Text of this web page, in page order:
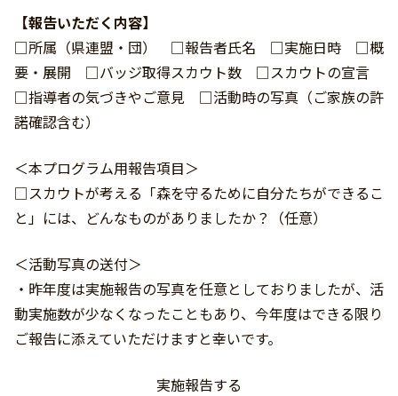
【報告いただく内容】
□所属（県連盟・団） □報告者氏名 □実施日時 □概
要・展開 □バッジ取得スカウト数 □スカウトの宣言
□指導者の気づきやご意見 □活動時の写真（ご家族の許
諾確認含む）
＜本プログラム用報告項目＞
□スカウトが考える「森を守るために自分たちができるこ
と」には、どんなものがありましたか？（任意）
＜活動写真の送付＞
・昨年度は実施報告の写真を任意としておりましたが、活
動実施数が少なくなったこともあり、今年度はできる限り
ご報告に添えていただけますと幸いです。
実施報告する